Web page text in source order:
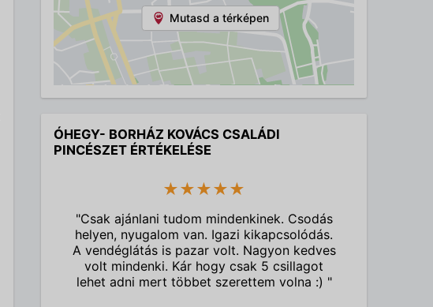
Mutasd a térképen
ÓHEGY- BORHÁZ KOVÁCS CSALÁDI
PINCÉSZET ÉRTÉKELÉSE
★★★★★
"Csak ajánlani tudom mindenkinek. Csodás
helyen, nyugalom van. Igazi kikapcsolódás.
A vendéglátás is pazar volt. Nagyon kedves
volt mindenki. Kár hogy csak 5 csillagot
lehet adni mert többet szerettem volna :) "